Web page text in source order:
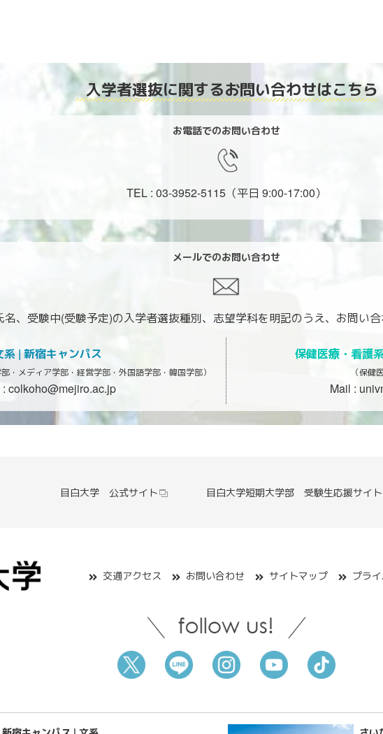
入学者選抜に関するお問い合わせはこちら
お電話でのお問い合わせ
TEL : 03-3952-5115（平日 9:00-17:00）
メールでのお問い合わせ
名、受験中(受験予定)の入学者選抜種別、 志望学科を明記のうえ、お問い
系 | 新宿キャンパス
・ メディア学部・経営学部・外国語学部・韓国学部）
colkoho@mejiro.ac.jp
保健医療・看護
（保健
Mail :
目白大学 公式サイト 目白大学短期大学部 受験生応援サイト
交通アクセス お問い合わせ サイトマップ プラ